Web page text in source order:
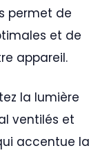
permet de
et de
appareil.
la lumière
ventilés et
accentue la